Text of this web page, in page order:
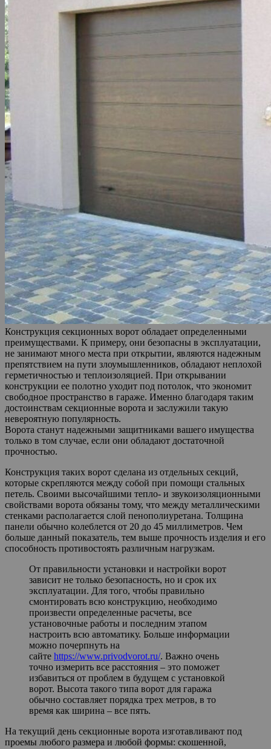
Конструкция секционных ворот обладает определенными
преимуществами. К примеру, они безопасны в эксплуатации,
не занимают много места при открытии, являются надежным
препятствием на пути злоумышленников, обладают неплохой
герметичностью и теплоизоляцией. При открывании
конструкции ее полотно уходит под потолок, что экономит
свободное пространство в гараже. Именно благодаря таким
достоинствам секционные ворота и заслужили такую
невероятную популярность.
Ворота станут надежными защитниками вашего имущества
только в том случае, если они обладают достаточной
прочностью.
Конструкция таких ворот сделана из отдельных секций,
которые скрепляются между собой при помощи стальных
петель. Своими высочайшими тепло- и звукоизоляционными
свойствами ворота обязаны тому, что между металлическими
стенками располагается слой пенополиуретана. Толщина
панели обычно колеблется от 20 до 45 миллиметров. Чем
больше данный показатель, тем выше прочность изделия и его
способность противостоять различным нагрузкам.
От правильности установки и настройки ворот
зависит не только безопасность, но и срок их
эксплуатации. Для того, чтобы правильно
смонтировать всю конструкцию, необходимо
произвести определенные расчеты, все
установочные работы и последним этапом
настроить всю автоматику. Больше информации
можно почерпнуть на
сайте https://www.privodvorot.ru/. Важно очень
точно измерить все расстояния – это поможет
избавиться от проблем в будущем с установкой
ворот. Высота такого типа ворот для гаража
обычно составляет порядка трех метров, в то
время как ширина – все пять.
На текущий день секционные ворота изготавливают под
проемы любого размера и любой формы: скошенной,